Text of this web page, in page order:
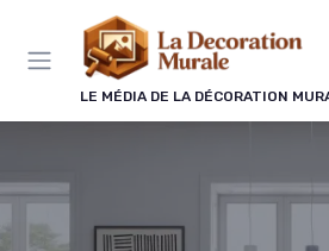
LE MÉDIA DE LA DÉCORATION
Panneau de gestion des cookies